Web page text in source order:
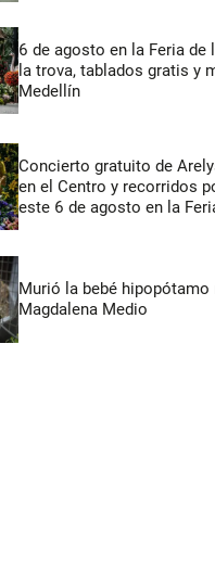
6 de agosto en la Feria de
la trova, tablados gratis y
Medellín
Concierto gratuito de
en el Centro y recorridos
este 6 de agosto en la
Murió la bebé hipopótamo
Magdalena Medio